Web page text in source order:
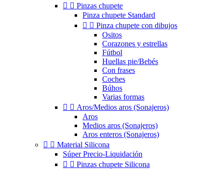
  Pinzas chupete
Pinza chupete Standard
  Pinza chupete con dibujos
Ositos
Corazones y estrellas
Fútbol
Huellas pie/Bebés
Con frases
Coches
Búhos
Varias formas
  Aros/Medios aros (Sonajeros)
Aros
Medios aros (Sonajeros)
Aros enteros (Sonajeros)
  Material Silicona
Súper Precio-Liquidación
  Pinzas chupete Silicona